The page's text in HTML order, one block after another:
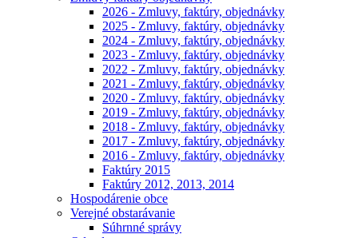
2026 - Zmluvy, faktúry, objednávky
2025 - Zmluvy, faktúry, objednávky
2024 - Zmluvy, faktúry, objednávky
2023 - Zmluvy, faktúry, objednávky
2022 - Zmluvy, faktúry, objednávky
2021 - Zmluvy, faktúry, objednávky
2020 - Zmluvy, faktúry, objednávky
2019 - Zmluvy, faktúry, objednávky
2018 - Zmluvy, faktúry, objednávky
2017 - Zmluvy, faktúry, objednávky
2016 - Zmluvy, faktúry, objednávky
Faktúry 2015
Faktúry 2012, 2013, 2014
Hospodárenie obce
Verejné obstarávanie
Súhrnné správy